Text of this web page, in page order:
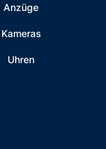
Anzüge
Kameras
Uhren